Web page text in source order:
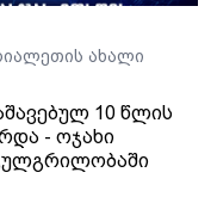
ახალი
10 წლის
- ოჯახი